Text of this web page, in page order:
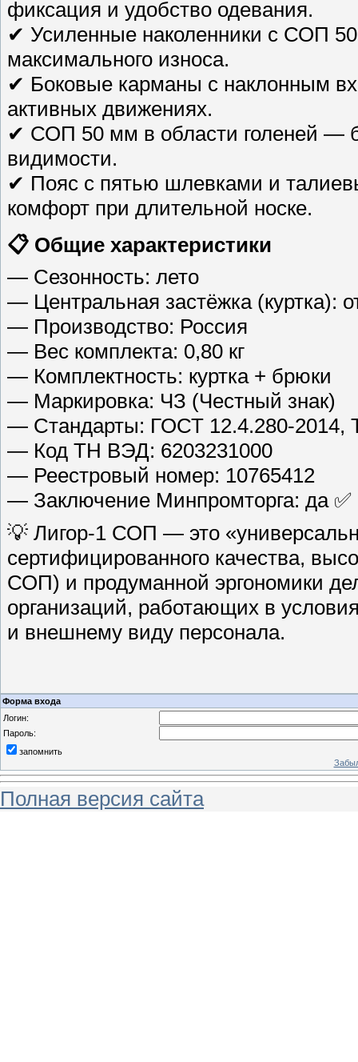
фиксация и удобство одевания.
✔ Усиленные наколенники с СОП
максимального износа.
✔ Боковые карманы с наклонным
активных движениях.
✔ СОП 50 мм в области голеней —
видимости.
✔ Пояс с пятью шлевками и
комфорт при длительной носке.
📋 Общие характеристики
— Сезонность: лето
— Центральная застёжка (куртка):
— Производство: Россия
— Вес комплекта: 0,80 кг
— Комплектность: куртка + брюки
— Маркировка: ЧЗ (Честный знак)
— Стандарты: ГОСТ 12.4.280-2014,
— Код ТН ВЭД: 6203231000
— Реестровый номер: 10765412
— Заключение Минпромторга: да ✅
💡 Лигор-1 СОП — это
сертифицированного качества,
СОП) и продуманной эргономики
организаций, работающих в
и внешнему виду персонала.
Форма входа
Логин:
Пароль:
запомнить
Полная версия сайта